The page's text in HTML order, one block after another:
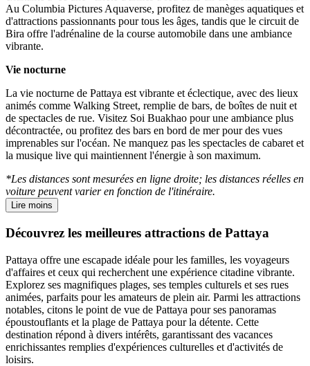
Au Columbia Pictures Aquaverse, profitez de manèges aquatiques et
d'attractions passionnants pour tous les âges, tandis que le circuit de
Bira offre l'adrénaline de la course automobile dans une ambiance
vibrante.
Vie nocturne
La vie nocturne de Pattaya est vibrante et éclectique, avec des lieux
animés comme Walking Street, remplie de bars, de boîtes de nuit et
de spectacles de rue. Visitez Soi Buakhao pour une ambiance plus
décontractée, ou profitez des bars en bord de mer pour des vues
imprenables sur l'océan. Ne manquez pas les spectacles de cabaret et
la musique live qui maintiennent l'énergie à son maximum.
*Les distances sont mesurées en ligne droite; les distances réelles en
voiture peuvent varier en fonction de l'itinéraire.
Lire moins
Découvrez les meilleures attractions de Pattaya
Pattaya offre une escapade idéale pour les familles, les voyageurs
d'affaires et ceux qui recherchent une expérience citadine vibrante.
Explorez ses magnifiques plages, ses temples culturels et ses rues
animées, parfaits pour les amateurs de plein air. Parmi les attractions
notables, citons le point de vue de Pattaya pour ses panoramas
époustouflants et la plage de Pattaya pour la détente. Cette
destination répond à divers intérêts, garantissant des vacances
enrichissantes remplies d'expériences culturelles et d'activités de
loisirs.